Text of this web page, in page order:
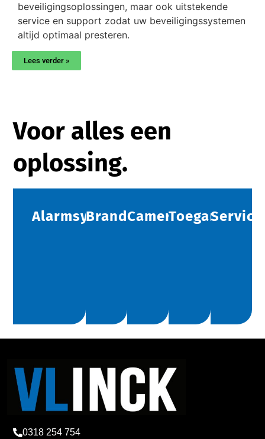
beveiligingsoplossingen, maar ook uitstekende
service en support zodat uw beveiligingssystemen
altijd optimaal presteren.
Lees verder »
Voor alles een
oplossing.
AlarmsystemenBrandbeveiliging
Camerabeveiliging
Service
0318 254 754